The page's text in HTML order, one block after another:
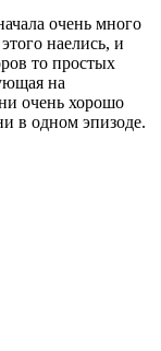
очень много
наелись, и
то простых
на
очень хорошо
в одном эпизоде.